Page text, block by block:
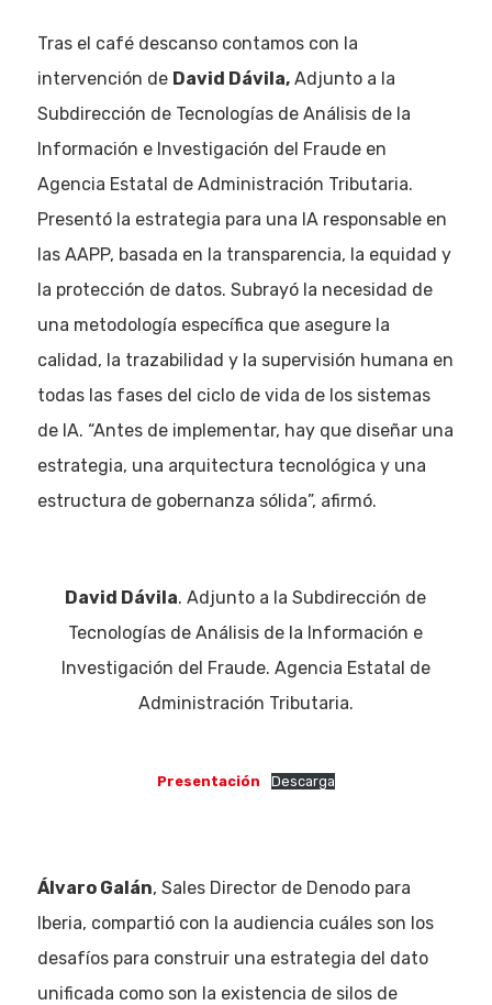
Tras el café descanso contamos con la
intervención de David Dávila,Adjunto a la
Subdirección de Tecnologías de Análisis de la
Información e Investigación del Fraude en
Agencia Estatal de Administración Tributaria.
Presentó la estrategia para una IA responsable en
las AAPP, basada en la transparencia, la equidad y
la protección de datos. Subrayó la necesidad de
una metodología específica que asegure la
calidad, la trazabilidad y la supervisión humana en
todas las fases del ciclo de vida de los sistemas
de IA. “Antes de implementar, hay que diseñar una
estrategia, una arquitectura tecnológica y una
estructura de gobernanza sólida”, afirmó.
David Dávila. Adjunto a la Subdirección de
Tecnologías de Análisis de la Información e
Investigación del Fraude. Agencia Estatal de
Administración Tributaria.
Presentación Descarga
Álvaro Galán, Sales Director de Denodo para
Iberia, compartió con la audiencia cuáles son los
desafíos para construir una estrategia del dato
unificada como son la existencia de silos de